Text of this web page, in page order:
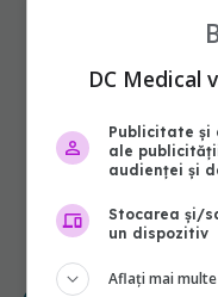
DC Medical
Publicitate și
ale
audienței și
Stocarea și/
un dispozitiv
Aflați mai multe